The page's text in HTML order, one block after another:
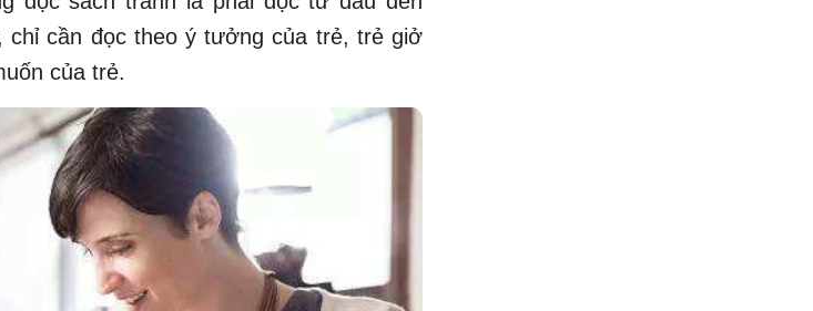
chỉ cần đọc theo ý tưởng của trẻ, trẻ giở
của trẻ.